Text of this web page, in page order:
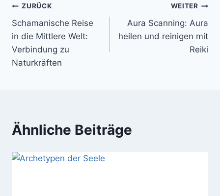
Beitragsnavigation
ZURÜCK
Schamanische Reise
in die Mittlere Welt:
Verbindung zu
Naturkräften
WEITER
Aura Scanning: Aura
heilen und reinigen mit
Reiki
Ähnliche Beiträge